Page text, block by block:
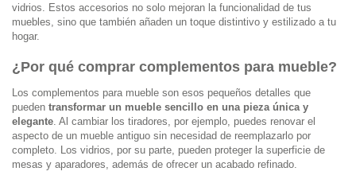
vidrios. Estos accesorios no solo mejoran la funcionalidad de tus
muebles, sino que también añaden un toque distintivo y estilizado a tu
hogar.
¿Por qué comprar complementos para mueble?
Los complementos para mueble son esos pequeños detalles que
pueden transformar un mueble sencillo en una pieza única y
elegante. Al cambiar los tiradores, por ejemplo, puedes renovar el
aspecto de un mueble antiguo sin necesidad de reemplazarlo por
completo. Los vidrios, por su parte, pueden proteger la superficie de
mesas y aparadores, además de ofrecer un acabado refinado.